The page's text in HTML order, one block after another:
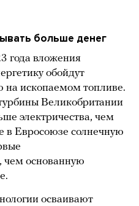
больше денег
года вложения
обойдут
на ископаемом топливе.
Великобритании
электричества, чем
в Евросоюзе солнечную
чем основанную
осваивают